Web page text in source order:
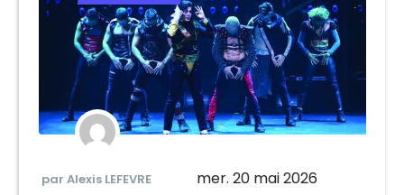
par Alexis LEFEVRE mer. 20 mai 2026